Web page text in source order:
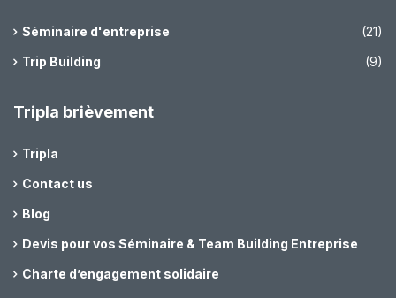
Séminaire d'entreprise
(21)
Trip Building
(9)
Tripla brièvement
Tripla
Contact us
Blog
Devis pour vos Séminaire & Team Building Entreprise
Charte d’engagement solidaire